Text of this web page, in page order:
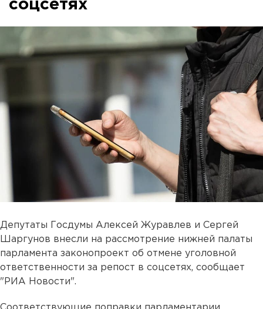
соцсетях
Депутаты Госдумы Алексей Журавлев и Сергей
Шаргунов внесли на рассмотрение нижней палаты
парламента законопроект об отмене уголовной
ответственности за репост в соцсетях, сообщает
"РИА Новости".